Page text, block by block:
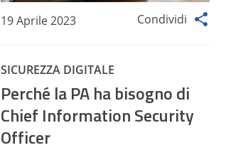
19 Aprile 2023 Condividi
SICUREZZA DIGITALE
Perché la PA ha bisogno di
Chief Information Security
Officer